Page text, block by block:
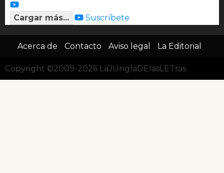
Cargar más... Suscríbete
Acerca de Contacto Aviso legal La Editorial
Copyright ©2009-2026 LaJUnglaDElasLETras